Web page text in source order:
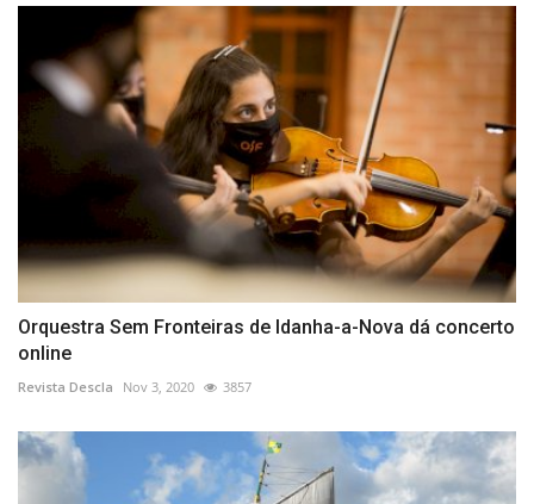
Orquestra Sem Fronteiras de Idanha-a-Nova dá concerto
online
Revista Descla Nov 3, 2020 3857